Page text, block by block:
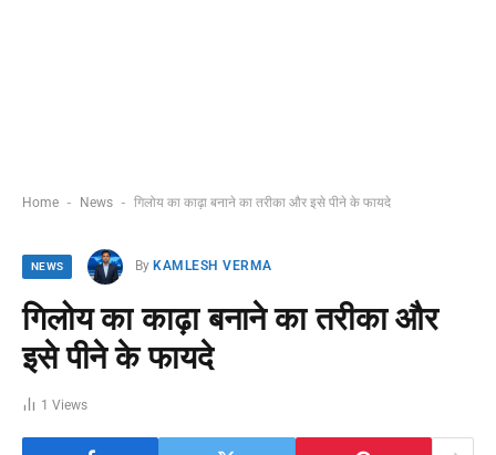
Home - News - गिलोय का काढ़ा बनाने का तरीका और इसे पीने के फायदे
NEWS By KAMLESH VERMA
गिलोय का काढ़ा बनाने का तरीका और
इसे पीने के फायदे
1 Views